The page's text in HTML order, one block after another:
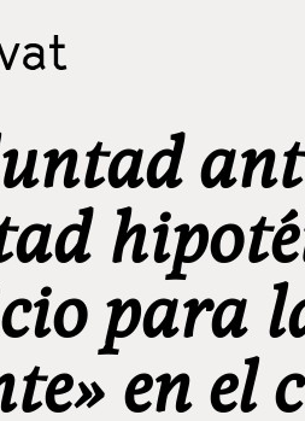
para
en el